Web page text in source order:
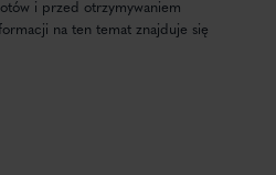
i przed otrzymywaniem
na ten temat znajduje się